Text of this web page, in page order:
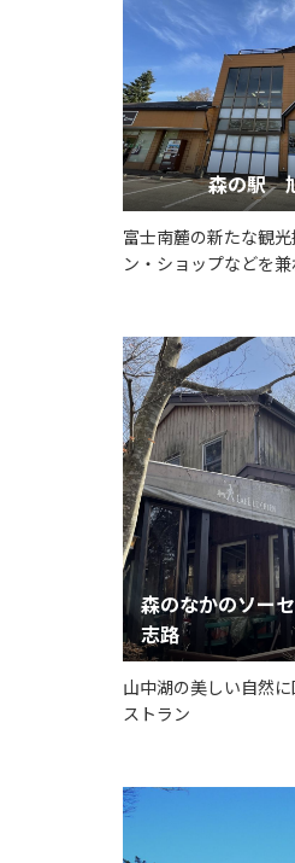
森の駅
富士南麓の新たな観
ン・ショップなどを
森のなかのソー
志路
山中湖の美しい自然
ストラン